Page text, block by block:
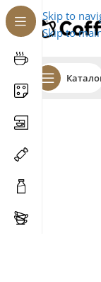
Skip to
Skip to
Главная